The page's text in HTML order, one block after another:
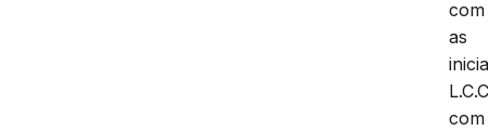
com
as
com